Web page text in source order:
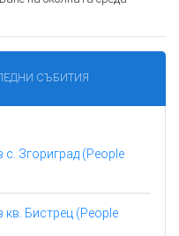
СЪБИТИЯ
с. Згориград (People
кв. Бистрец (People